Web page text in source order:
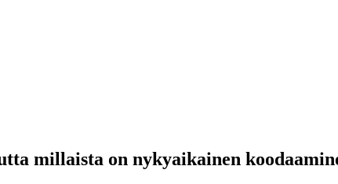
millaista on nykyaikainen